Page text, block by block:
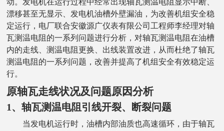
动。发电机在运行过程中经常出现轴瓦测温电阻显示中断、
漂移甚至无显示、发电机油槽外壁漏油，为改善机组安全稳
定运行，电厂联合安徽源广仪表有限公司工程师李经理对轴
瓦测温电阻的一系列问题进行分析，对轴瓦测温电阻在油槽
内的走线、测温电阻更换、出线装置改进，从而杜绝了轴瓦
测温电阻的一系列问题，改善并提高了机组安全有效稳定运
行。
原轴瓦走线状况及问题原因分析
1、轴瓦测温电阻引线开裂、断裂问题
当发电机运行时，油槽内部油质也高速循环，由于轴瓦